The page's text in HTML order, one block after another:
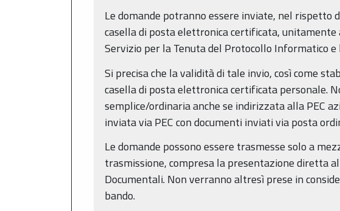
Le domande potranno essere inviate, nel rispetto
casella di posta elettronica certificata, unitamente
Servizio per la Tenuta del Protocollo Informatico
Si precisa che la validità di tale invio, così come
casella di posta elettronica certificata personale.
semplice/ordinaria anche se indirizzata alla PEC
inviata via PEC con documenti inviati via posta
Le domande possono essere trasmesse solo a
trasmissione, compresa la presentazione diretta
Documentali. Non verranno altresì prese in
bando.